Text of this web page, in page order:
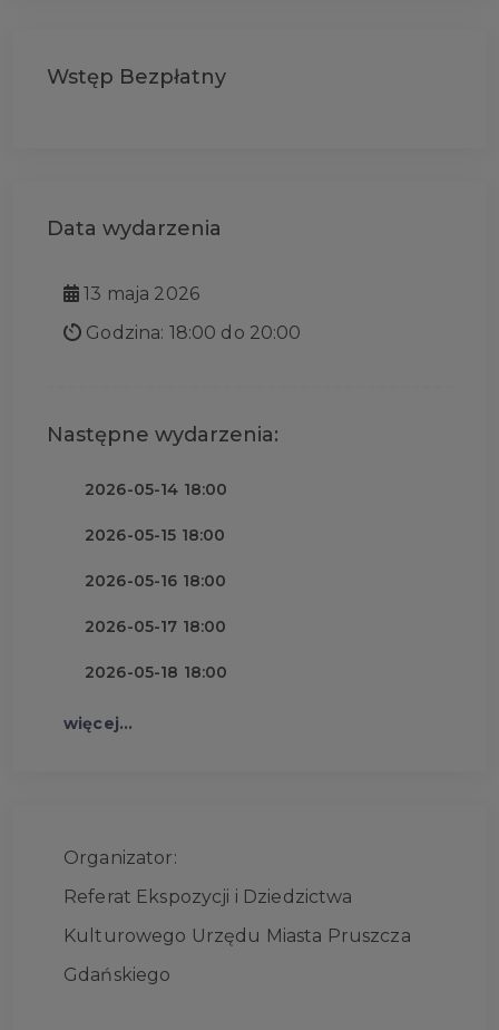
Wstęp Bezpłatny
Data wydarzenia
13 maja 2026
Godzina: 18:00 do 20:00
Następne wydarzenia:
2026-05-14 18:00
2026-05-15 18:00
2026-05-16 18:00
2026-05-17 18:00
2026-05-18 18:00
więcej...
Organizator:
Referat Ekspozycji i Dziedzictwa
Kulturowego Urzędu Miasta Pruszcza
Gdańskiego